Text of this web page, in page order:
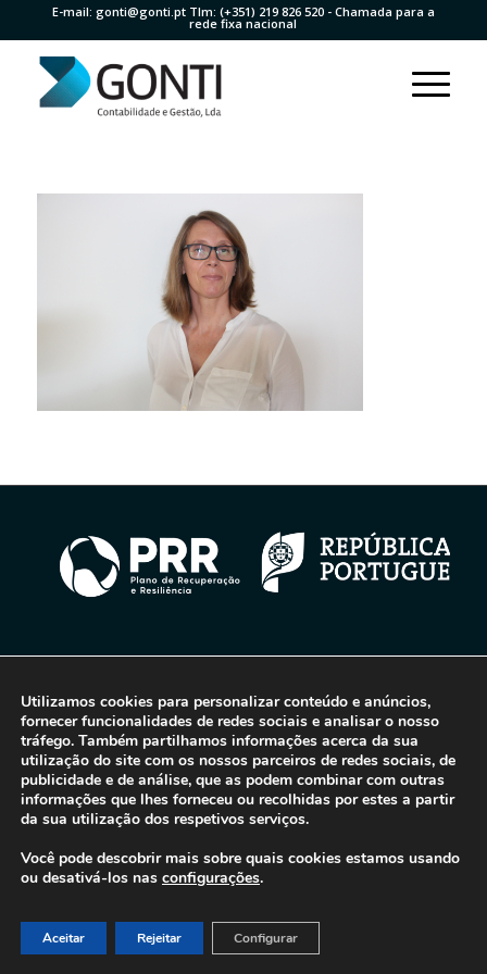
E-mail: gonti@gonti.ptTlm: (+351) 219 826 520- Chamada para a
rede fixa nacional
Livro de Reclamações
Utilizamos cookies para personalizar conteúdo e anúncios,
fornecer funcionalidades de redes sociais e analisar o nosso
tráfego. Também partilhamos informações acerca da sua
utilização do site com os nossos parceiros de redes sociais, de
publicidade e de análise, que as podem combinar com outras
informações que lhes forneceu ou recolhidas por estes a partir
da sua utilização dos respetivos serviços.
Você pode descobrir mais sobre quais cookies estamos usando
ou desativá-los nas configurações.
Aceitar Rejeitar Configurar